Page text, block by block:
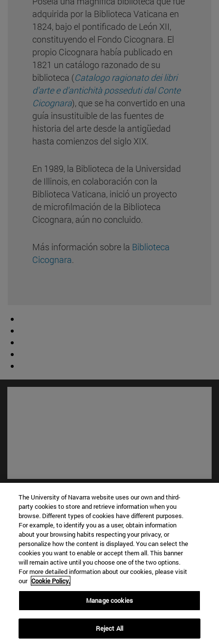
adquirida por la Biblioteca Vaticana en
1824, bajo el pontificado de León XII,
constituyendo el Fondo Cicognara. El
propio Cicognara había publicado en
1821 un catálogo razonado de su
biblioteca (Catalogo ragionato dei libri
d'arte e d'antichità posseduti dal Conte
Cicognara), que se ha convertido en una
guía insustituible de las fuentes de
historia del arte desde la antigüedad
hasta comienzos del siglo XIX.
En 1989, la Biblioteca de la Universidad
de Illinois, en colaboración con la
Biblioteca Vaticana, inició un proyecto
de microfilmación de la Biblioteca
Cicognara, aún no concluido.
Más información sobre la Biblioteca
Cicognara.
Biblioteca(abre en nueva ventana)
Mi correo(abre en nueva ventana)
Aula virtual ADI(abre en nueva ventana)
Búsqueda de personas(abre en nueva ventana)
Trabaja con nosotros(abre en nueva ventana)
Información
TFNO +34 948 42 56 00
¿QUÉ GRADO TE INTERESA?
¿QUÉ MÁSTER TE INTERESA?
© Universidad de Navarra
Información legal
The University of Navarra website uses our own and third-
party cookies to store and retrieve information when you
browse. Different types of cookies have different purposes.
For example, to identify you as a user, obtain information
about your browsing habits respecting your privacy, or
personalize how the content is displayed. You can select the
cookies you want to enable or accept them all. This banner
will remain active until you choose one of the two options.
For more detailed information about our cookies, please visit
our Cookie Policy.
Manage cookies
Reject All